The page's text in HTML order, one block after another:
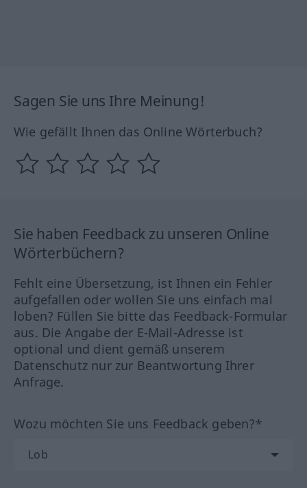
Sagen Sie uns Ihre Meinung!
Wie gefällt Ihnen das Online Wörterbuch?
Sie haben Feedback zu unseren Online
Wörterbüchern?
Fehlt eine Übersetzung, ist Ihnen ein Fehler
aufgefallen oder wollen Sie uns einfach mal
loben? Füllen Sie bitte das Feedback-Formular
aus. Die Angabe der E-Mail-Adresse ist
optional und dient gemäß unserem
Datenschutz nur zur Beantwortung Ihrer
Anfrage.
Wozu möchten Sie uns Feedback geben?*